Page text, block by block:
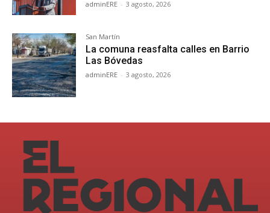
adminERE - 3 agosto, 2026
San Martín
La comuna reasfalta calles en Barrio
Las Bóvedas
adminERE - 3 agosto, 2026